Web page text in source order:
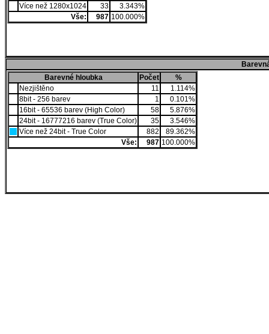
Více než 1280x1024
33
3.343%
Vše:
987 100.000%
Barevné hloubka
Počet
%
Nezjištěno
11
1.114%
8bit - 256 barev
1
0.101%
16bit - 65536 barev (High Color)
58
5.876%
24bit - 16777216 barev (True Color)
35
3.546%
Více než 24bit - True Color
882
89.362%
Vše:
987 100.000%